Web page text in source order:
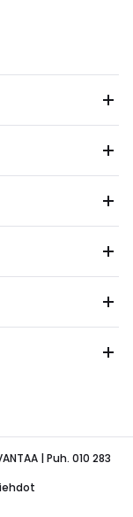
| Puh. 010 283